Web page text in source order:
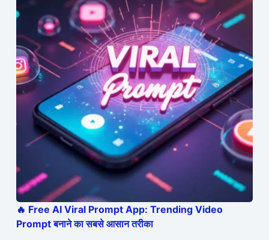
🔥 Free AI Viral Prompt App: Trending Video
Prompt बनाने का सबसे आसान तरीका